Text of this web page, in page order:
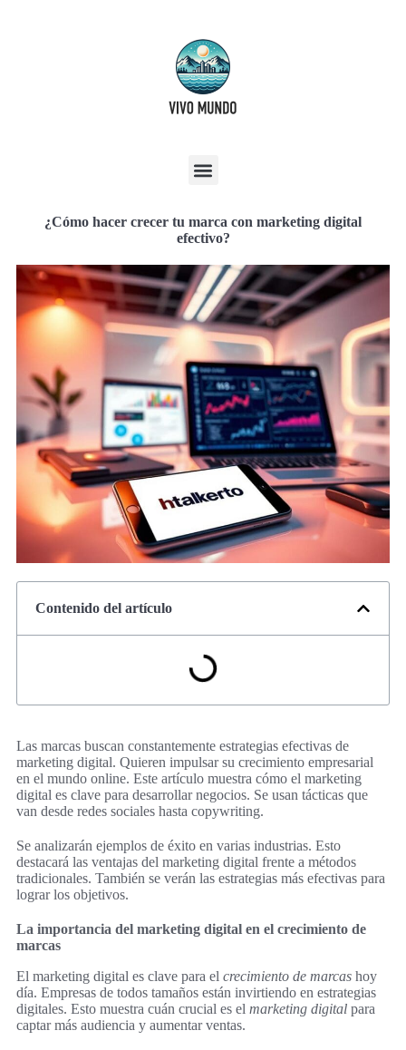
¿Cómo hacer crecer tu marca con marketing digital
efectivo?
Contenido del artículo
Las marcas buscan constantemente estrategias efectivas de
marketing digital. Quieren impulsar su crecimiento empresarial
en el mundo online. Este artículo muestra cómo el marketing
digital es clave para desarrollar negocios. Se usan tácticas que
van desde redes sociales hasta copywriting.
Se analizarán ejemplos de éxito en varias industrias. Esto
destacará las ventajas del marketing digital frente a métodos
tradicionales. También se verán las estrategias más efectivas para
lograr los objetivos.
La importancia del marketing digital en el crecimiento de
marcas
El marketing digital es clave para el crecimiento de marcas hoy
día. Empresas de todos tamaños están invirtiendo en estrategias
digitales. Esto muestra cuán crucial es el marketing digital para
captar más audiencia y aumentar ventas.